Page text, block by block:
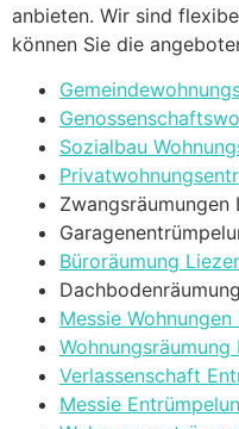
anbieten. Wir sind
können Sie die
Sozialbau
Zwangsräumungen
Büroräumung
Messie Wohnungen
Wohnungsräumung
Verlassenschaft
Messie